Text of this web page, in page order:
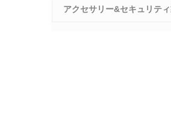
アクセサリー&セキュリテ